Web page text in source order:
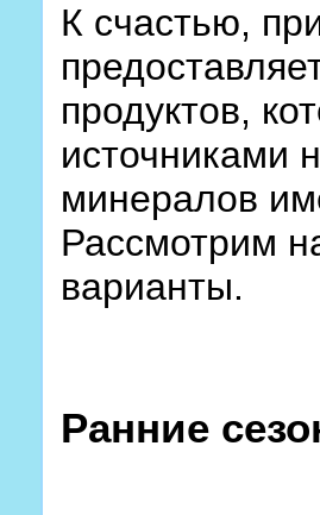
К счастью,
продуктов,
источниками
минералов
Рассмотрим
варианты.
Ранние